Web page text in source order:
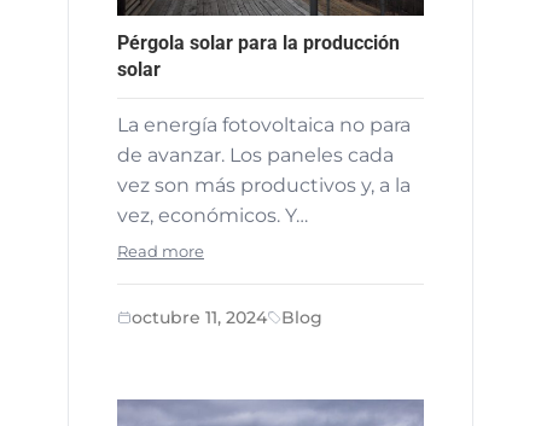
Pérgola solar para la producción
solar
La energía fotovoltaica no para
de avanzar. Los paneles cada
vez son más productivos y, a la
vez, económicos. Y…
Read more
octubre 11, 2024 Blog